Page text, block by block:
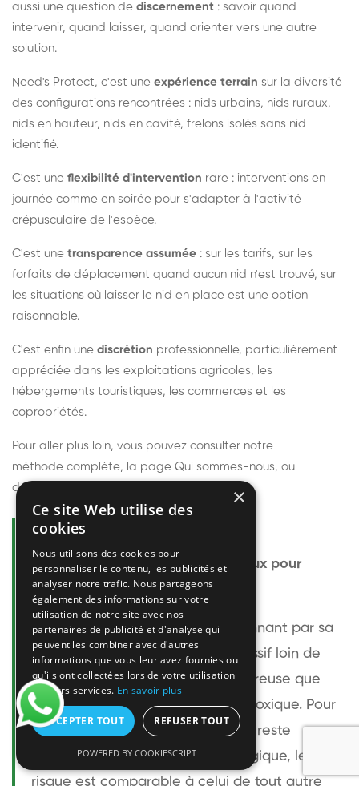
aussi une question de discernement : savoir quand
intervenir, quand laisser, quand orienter vers une autre
solution.
Need's Protect, c'est une expérience terrain sur la diversité
des configurations rencontrées : nids urbains, nids ruraux,
nids en hauteur, nids en cavité, frelons isolés sans nid
identifié.
C'est une flexibilité d'intervention rare : interventions en
journée comme en soirée pour s'adapter à l'activité
crépusculaire de l'espèce.
C'est une transparence assumée : sur les tarifs, sur les
forfaits de déplacement quand aucun nid n'est trouvé, sur
les situations où laisser le nid en place est une option
raisonnable.
C'est enfin une discrétion professionnelle, particulièrement
appréciée dans les exploitations agricoles, les
hébergements touristiques, les commerces et les
copropriétés.
Pour aller plus loin, vous pouvez consulter notre
méthode complète, la page Qui sommes-nous, ou
découvrir
Questions fréquentes
Le frelon européen est-il dangereux pour
l'homme ?
Le frelon européen est impressionnant par sa
taille mais relativement peu agressif loin de
son nid. Sa piqûre est plus douloureuse que
celle d'une guêpe sans être plus toxique. Pour
une personne non allergique, elle reste
bénigne. Pour une personne allergique, le
risque est comparable à celui de tout autre
×
Ce site Web utilise des
cookies
Nous utilisons des cookies pour
personnaliser le contenu, les publicités et
analyser notre trafic. Nous partageons
également des informations sur votre
utilisation de notre site avec nos
partenaires de publicité et d'analyse qui
peuvent les combiner avec d'autres
informations que vous leur avez fournies ou
qu'ils ont collectées lors de votre utilisation
de leurs services. En savoir plus
ACCEPTER TOUT REFUSER TOUT
POWERED BY COOKIESCRIPT